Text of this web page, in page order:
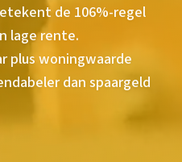
de 106%-regel
lage rente.
plus woningwaarde
dan spaargeld